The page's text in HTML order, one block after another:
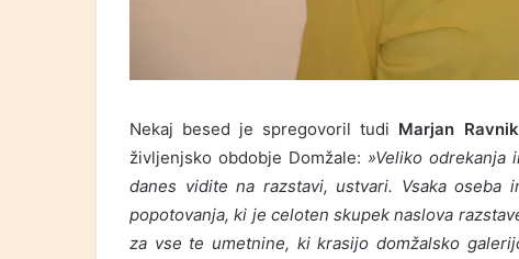
Nekaj besed je spregovoril tudi Marjan
življenjsko obdobje Domžale: »Veliko odrekanja
danes vidite na razstavi, ustvari. Vsaka
popotovanja, ki je celoten skupek naslova
za vse te umetnine, ki krasijo domžalsko